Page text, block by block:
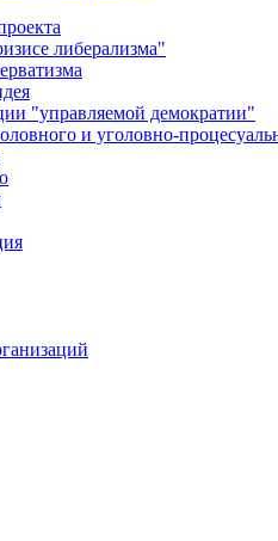
либерализма"
"управляемой демократии"
и уголовно-